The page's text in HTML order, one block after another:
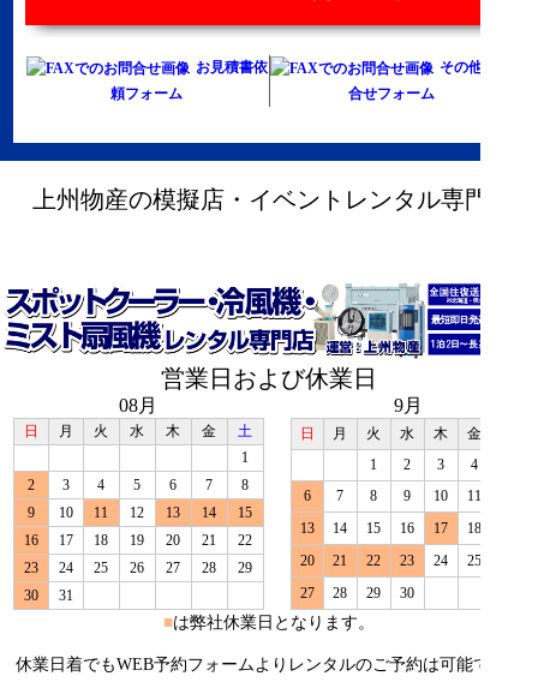
お見積書依
頼フォーム
その他お問
合せフォーム
上州物産の模擬店・イベントレンタル専門店
営業日および休業日
08月
日 月 火 水 木 金
土
1
2
3 4 5 6 7
8
9
10 11 12 13 14
15
16
17 18 19 20 21
22
23
24 25 26 27 28
29
30
31
9月
日 月 火 水 木 金
1
2 3 4
6
7 8 9 10 11
13
14 15 16 17 18
20
21 22 23 24 25
27
28 29 30
■は弊社休業日となります。
休業日着でもWEB予約フォームよりレンタルのご予約は可能です。